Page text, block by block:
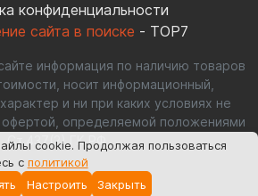
конфиденциальности
сайта в поиске - TOP7
информация по наличию товаров
носит информационный,
и ни при каких условиях не
офертой, определяемой положениями
Ст.437(2) ГК РФ.
cookie. Продолжая пользоваться
с политикой
Настроить Закрыть